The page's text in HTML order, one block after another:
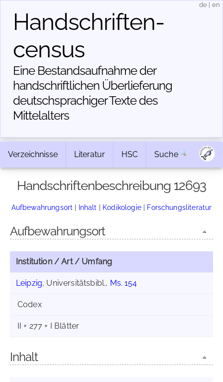
Handschriften­
census
Eine Bestandsaufnahme der
handschriftlichen Über­lieferung
deutschsprachiger Texte des
Mittelalters
de en
Verzeichnisse Literatur HSC Suche
Handschriftenbeschreibung 12693
Aufbewahrungsort | Inhalt | Kodikologie| Forschungsliteratur
Aufbewahrungsort
Institution / Art / Umfang
Leipzig, Universitätsbibl., Ms. 154
Codex
II + 277 + I Blätter
Inhalt